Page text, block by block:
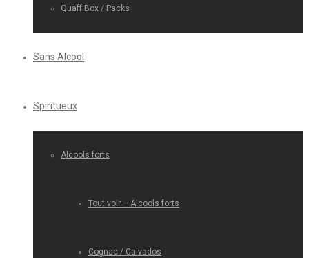
Quaff Box / Packs
Sans Alcool
Spiritueux
Alcools forts
Tout voir – Alcools forts
Cognac / Calvados